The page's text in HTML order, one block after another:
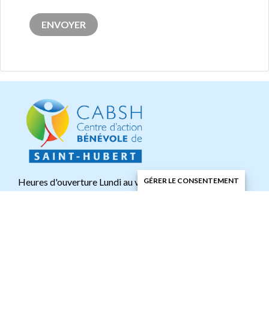
Heures d'ouverture Lundi au vendredi : 8h à 16h
GÉRER LE CONSENTEMENT